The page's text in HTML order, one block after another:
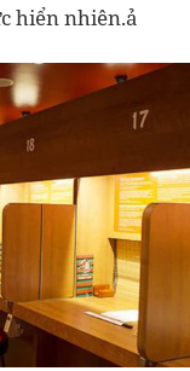
hiển nhiên.ả